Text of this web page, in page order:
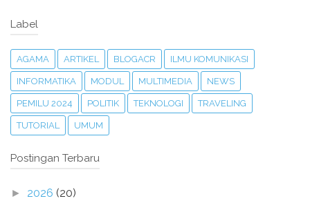
Label
AGAMA ARTIKEL BLOGACR ILMU KOMUNIKASI
INFORMATIKA MODUL MULTIMEDIA NEWS
PEMILU 2024 POLITIK TEKNOLOGI TRAVELING
TUTORIAL UMUM
Postingan Terbaru
► 2026 (20)